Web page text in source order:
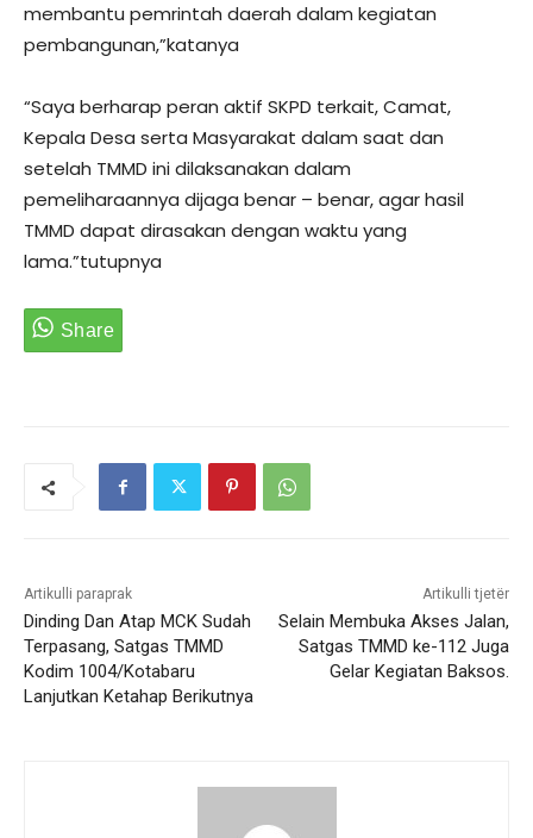
membantu pemrintah daerah dalam kegiatan
pembangunan,”katanya
“Saya berharap peran aktif SKPD terkait, Camat,
Kepala Desa serta Masyarakat dalam saat dan
setelah TMMD ini dilaksanakan dalam
pemeliharaannya dijaga benar – benar, agar hasil
TMMD dapat dirasakan dengan waktu yang
lama.”tutupnya
Artikulli paraprak
Dinding Dan Atap MCK Sudah
Terpasang, Satgas TMMD
Kodim 1004/Kotabaru
Lanjutkan Ketahap Berikutnya
Artikulli tjetër
Selain Membuka Akses Jalan,
Satgas TMMD ke-112 Juga
Gelar Kegiatan Baksos.